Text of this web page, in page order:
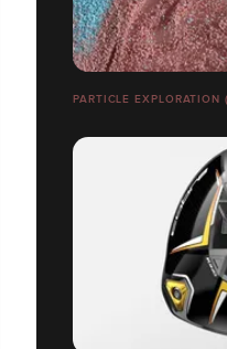
PARTICLE EXPLORATION